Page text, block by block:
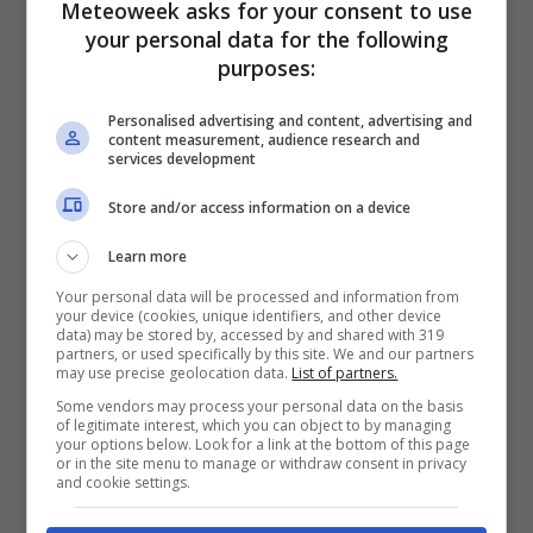
dichiarato: “Io punto alle cose impossibili. E
una cosa che non è mai successa è arrivare
in finale con la squadra al completo. Sto
lavorando per questo”.
Meteoweek asks for your consent to use
your personal data for the following
purposes:
Personalised advertising and content, advertising and
content measurement, audience research and
services development
Store and/or access information on a device
Learn more
Your personal data will be processed and information from
your device (cookies, unique identifiers, and other device
data) may be stored by, accessed by and shared with 319
partners, or used specifically by this site. We and our partners
may use precise geolocation data. List of partners.
Some vendors may process your personal data on the basis
of legitimate interest, which you can object to by managing
your options below. Look for a link at the bottom of this page
or in the site menu to manage or withdraw consent in privacy
and cookie settings.